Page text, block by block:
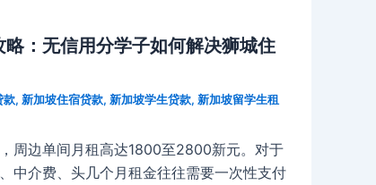
：无信用分学子如何解决狮城住
款, 新加坡住宿贷款, 新加坡学生贷款, 新加坡留学生租
周边单间月租高达1800至2800新元。对于
中介费、头几个月租金往往需要一次性支付